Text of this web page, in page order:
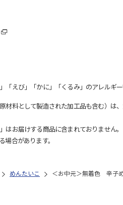
えび」「かに」「くるみ」のアレルギ
料として製造された加工品も含む）は
お届けする商品に含まれておりません。
合があります。
めんたいこ ＜お中元＞無着色 辛子